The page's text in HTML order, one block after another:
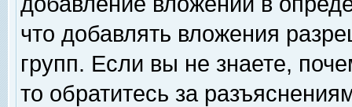
что добавлять вложения
групп. Если вы не знаете,
то обратитесь за